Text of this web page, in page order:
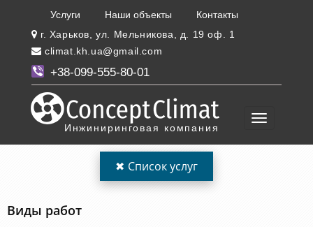
Услуги Наши объекты
Контакты
г. Харьков, ул. Мельникова, д. 19 оф. 1
climat.kh.ua@gmail.com
+38-099-555-80-01
Инжиниринговая компания
✖ Список услуг
Виды работ